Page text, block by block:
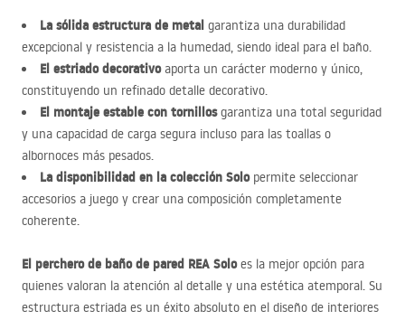
La sólida estructura de metal garantiza una durabilidad
excepcional y resistencia a la humedad, siendo ideal para el baño.
El estriado decorativoaporta un carácter moderno y único,
constituyendo un refinado detalle decorativo.
El montaje estable con tornillosgarantiza una total seguridad
y una capacidad de carga segura incluso para las toallas o
albornoces más pesados.
La disponibilidad en la colección Solopermite seleccionar
accesorios a juego y crear una composición completamente
coherente.
El perchero de baño de pared REA Soloes la mejor opción para
quienes valoran la atención al detalle y una estética atemporal. Su
estructura estriada es un éxito absoluto en el diseño de interiores